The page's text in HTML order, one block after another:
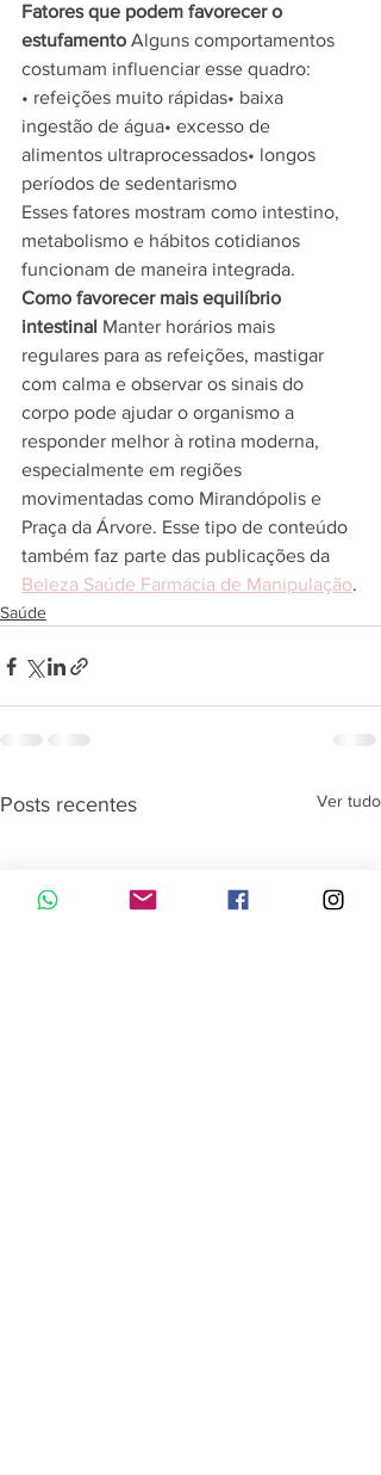
Fatores que podem favorecer o
estufamento Alguns comportamentos
costumam influenciar esse quadro:
• refeições muito rápidas• baixa
ingestão de água• excesso de
alimentos ultraprocessados• longos
períodos de sedentarismo
Esses fatores mostram como intestino,
metabolismo e hábitos cotidianos
funcionam de maneira integrada.
Como favorecer mais equilíbrio
intestinal Manter horários mais
regulares para as refeições, mastigar
com calma e observar os sinais do
corpo pode ajudar o organismo a
responder melhor à rotina moderna,
especialmente em regiões
movimentadas como Mirandópolis e
Praça da Árvore. Esse tipo de conteúdo
também faz parte das publicações da
Beleza Saúde Farmácia de Manipulação.
Saúde
Posts recentes Ver tudo